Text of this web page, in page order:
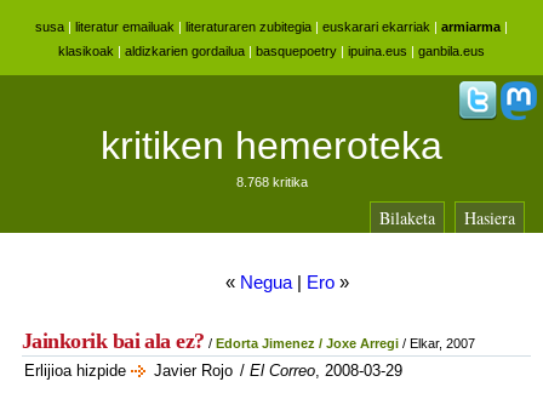
susa | literatur emailuak | literaturaren zubitegia | euskarari ekarriak | armiarma |
klasikoak | aldizkarien gordailua | basquepoetry | ipuina.eus | ganbila.eus
kritiken hemeroteka
8.768 kritika
Bilaketa Hasiera
« Negua| Ero»
Jainkorik bai ala ez? / Edorta Jimenez / Joxe Arregi/ Elkar, 2007
Erlijioa hizpide Javier Rojo / El Correo, 2008-03-29